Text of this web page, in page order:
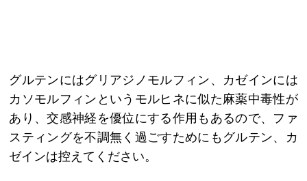
グルテンにはグリアジノモルフィン、カゼインには
カソモルフィンというモルヒネに似た麻薬中毒性が
あり、交感神経を優位にする作用もあるので、ファ
スティングを不調無く過ごすためにもグルテン、カ
ゼインは控えてください。